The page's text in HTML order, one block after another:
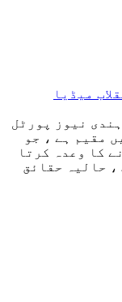
میڈیا
نیوز پورٹل
مقیم ہے ، جو
کا وعدہ کرتا
، حالیہ حقائق